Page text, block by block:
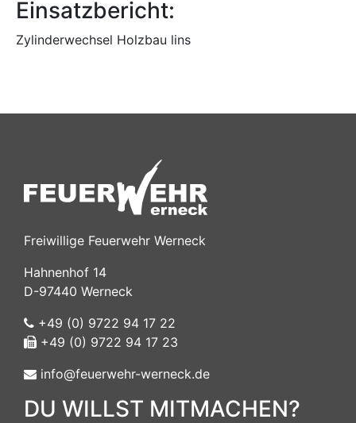
Einsatzbericht:
Zylinderwechsel Holzbau lins
Freiwillige Feuerwehr Werneck
Hahnenhof 14
D-97440 Werneck
+49 (0) 9722 94 17 22
+49 (0) 9722 94 17 23
info@feuerwehr-werneck.de
DU WILLST MITMACHEN?